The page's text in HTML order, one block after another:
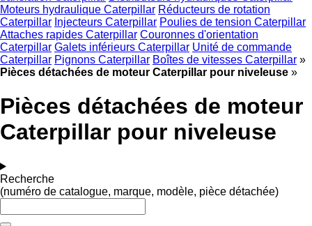
Moteurs hydraulique Caterpillar Réducteurs de rotation
Caterpillar Injecteurs Caterpillar Poulies de tension Caterpillar
Attaches rapides Caterpillar Couronnes d'orientation
Caterpillar Galets inférieurs Caterpillar Unité de commande
Caterpillar Pignons Caterpillar Boîtes de vitesses Caterpillar »
Pièces détachées de moteur Caterpillar pour niveleuse »
Pièces détachées de moteur
Caterpillar pour niveleuse
Recherche
(numéro de catalogue, marque, modèle, pièce détachée)